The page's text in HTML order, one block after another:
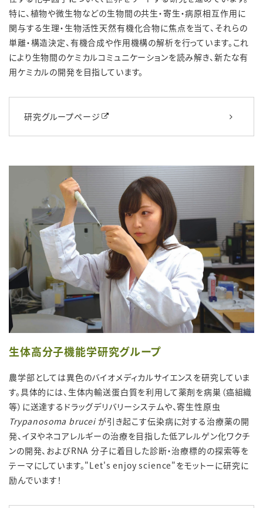
特に、植物や微生物などの生物間の共生・寄生・病原相互作用に
関与する生理・生物活性天然有機化合物に焦点を当て、それらの
単離・構造決定、有機合成や作用機構の解析を行っています。これ
により生物間のケミカルコミュニケーションを読み解き、新たな有
用ケミカルの開発を目指しています。
研究グループページ
生体高分子機能学研究グループ
農学部としては異色のバイオメディカルサイエンスを研究していま
す。具体的には、生体内輸送蛋白質を利用して薬剤を病巣（癌組織
等）に送達するドラッグデリバリーシステムや、寄生性原虫
Trypanosoma bruceiが引き起こす伝染病に対する治療薬の開
発、イヌやネコアレルギーの治療を目指した低アレルゲン化ワクチ
ンの開発、およびRNA 分子に着目した診断・治療標的の探索等を
テーマにしています。"Let's enjoy science"をモットーに研究に
励んでいます！